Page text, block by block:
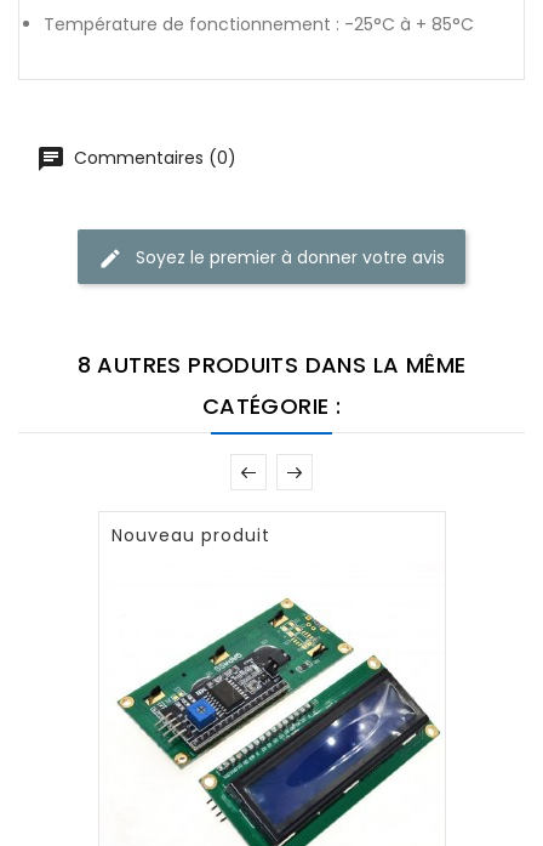
Température de fonctionnement : -25°C à + 85°C
Commentaires (0)
Soyez le premier à donner votre avis
8 AUTRES PRODUITS DANS LA MÊME
CATÉGORIE :
Nouveau produit